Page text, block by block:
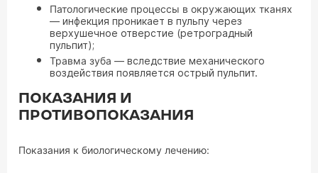
Патологические процессы в окружающих тканях
— инфекция проникает в пульпу через
верхушечное отверстие (ретроградный
пульпит);
Травма зуба — вследствие механического
воздействия появляется острый пульпит.
ПОКАЗАНИЯ И
ПРОТИВОПОКАЗАНИЯ
Показания к биологическому лечению: